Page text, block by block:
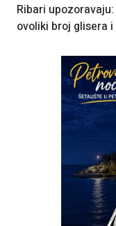
Ribari
ovoliki broj glisera